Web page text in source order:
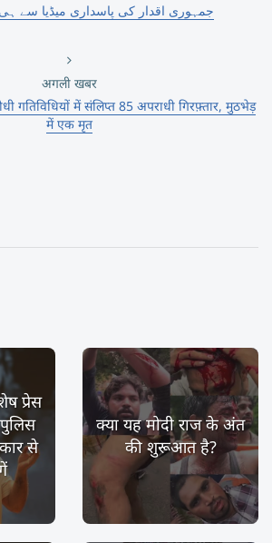
جمہوری اقدار کی پاسداری میڈیا سے
अगली खबर
गतिविधियों में संलिप्त 85 अपराधी गिरफ़्तार, मुठभेड़
में एक मृत
प्रेस
से
क्या यह मोदी राज के अंत
की शुरूआत है?